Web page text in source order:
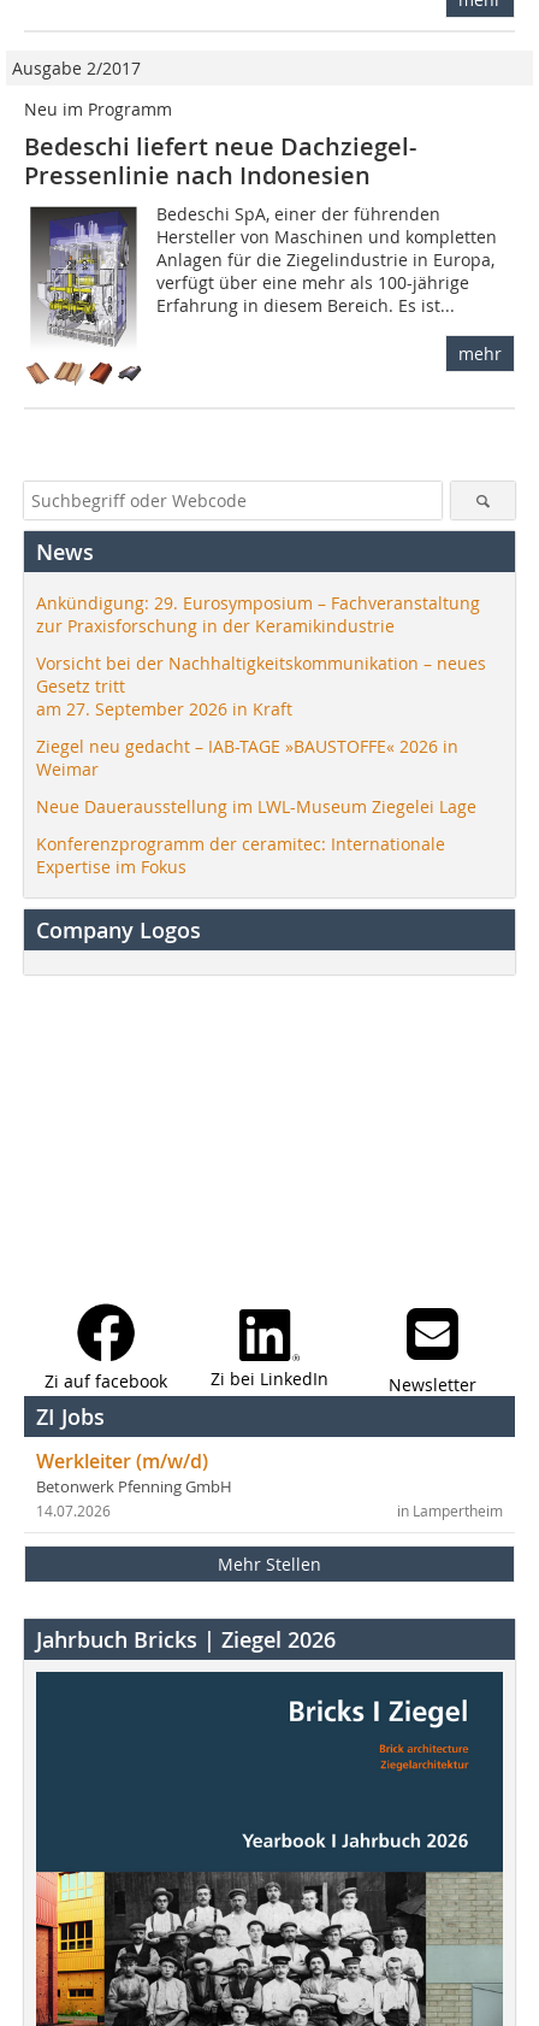
Ausgabe 2/2017
Neu im Programm
Bedeschi liefert neue Dachziegel-
Pressenlinie nach Indonesien
Bedeschi SpA, einer der führenden
Hersteller von Maschinen und kompletten
Anlagen für die Ziegelindustrie in Europa,
verfügt über eine mehr als 100-jährige
Erfahrung in diesem Bereich. Es ist...
mehr
News
Ankündigung: 29. Eurosymposium – Fachveranstaltung
zur Praxisforschung in der Keramikindustrie
Vorsicht bei der Nachhaltigkeitskommunikation – neues
Gesetz tritt
am 27. September 2026 in Kraft
Ziegel neu gedacht – IAB-TAGE »BAUSTOFFE« 2026 in
Weimar
Neue Dauerausstellung im LWL-Museum Ziegelei Lage
Konferenzprogramm der ceramitec: Internationale
Expertise im Fokus
Company Logos
Zi auf facebook Zi bei LinkedIn Newsletter
ZI Jobs
Werkleiter (m/w/d)
Betonwerk Pfenning GmbH
in Lampertheim
14.07.2026
Mehr Stellen
Jahrbuch Bricks | Ziegel 2026